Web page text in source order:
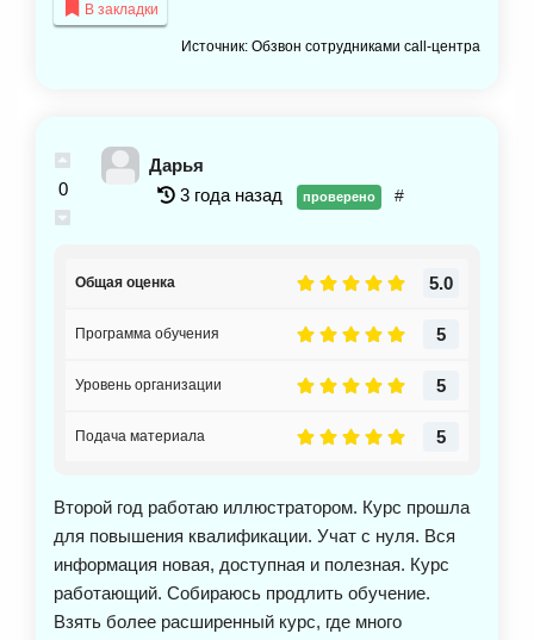
В закладки
Источник: Обзвон сотрудниками call-центра
0
Дарья
3 года назад
проверено #
5.0
Общая оценка
5
Программа обучения
5
Уровень организации
5
Подача материала
Второй год работаю иллюстратором. Курс прошла
для повышения квалификации. Учат с нуля. Вся
информация новая, доступная и полезная. Курс
работающий. Собираюсь продлить обучение.
Взять более расширенный курс, где много